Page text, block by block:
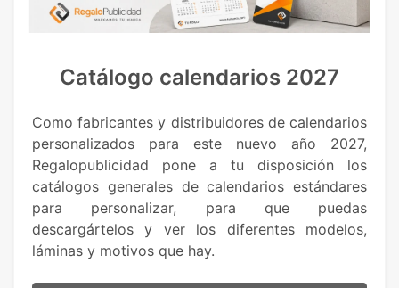
Catálogo calendarios 2027
Como fabricantes y distribuidores de calendarios
personalizados para este nuevo año 2027,
Regalopublicidad pone a tu disposición los
catálogos generales de calendarios estándares
para personalizar, para que puedas
descargártelos y ver los diferentes modelos,
láminas y motivos que hay.